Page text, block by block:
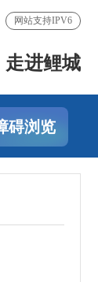
网站支持IPV6
走进鲤城
碍浏览